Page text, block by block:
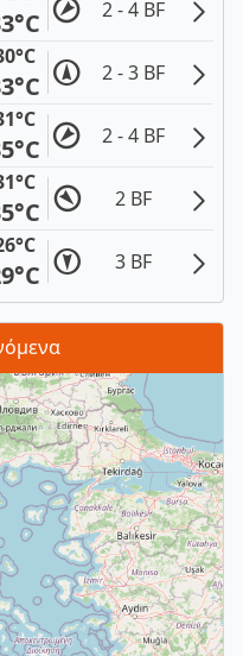
2 - 4 BF
2 - 3 BF
2 - 4 BF
2 BF
3 BF